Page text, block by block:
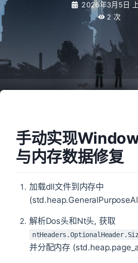
2026年3月5日
2 次
手动实现
与内存数据修复
加载dll文件到内存中
解析Dos头和Nt头, 获取
并分配内存